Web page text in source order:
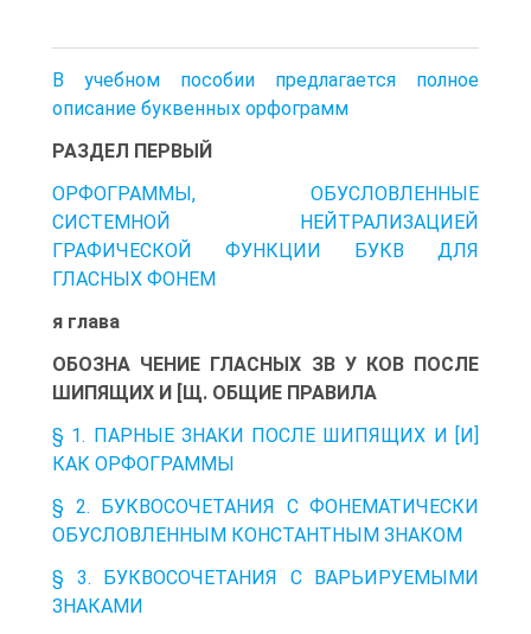
В учебном пособии предлагается полное
описание буквенных орфограмм
РАЗДЕЛ ПЕРВЫЙ
ОРФОГРАММЫ, ОБУСЛОВЛЕННЫЕ
СИСТЕМНОЙ НЕЙТРАЛИЗАЦИЕЙ
ГРАФИЧЕСКОЙ ФУНКЦИИ БУКВ ДЛЯ
ГЛАСНЫХ ФОНЕМ
я глава
ОБОЗНА ЧЕНИЕ ГЛАСНЫХ ЗВ У КОВ ПОСЛЕ
ШИПЯЩИХ И [Щ. ОБЩИЕ ПРАВИЛА
§ 1. ПАРНЫЕ ЗНАКИ ПОСЛЕ ШИПЯЩИХ И [И]
КАК ОРФОГРАММЫ
§ 2. БУКВОСОЧЕТАНИЯ С ФОНЕМАТИЧЕСКИ
ОБУСЛОВЛЕННЫМ КОНСТАНТНЫМ ЗНАКОМ
§ 3. БУКВОСОЧЕТАНИЯ С ВАРЬИРУЕМЫМИ
ЗНАКАМИ